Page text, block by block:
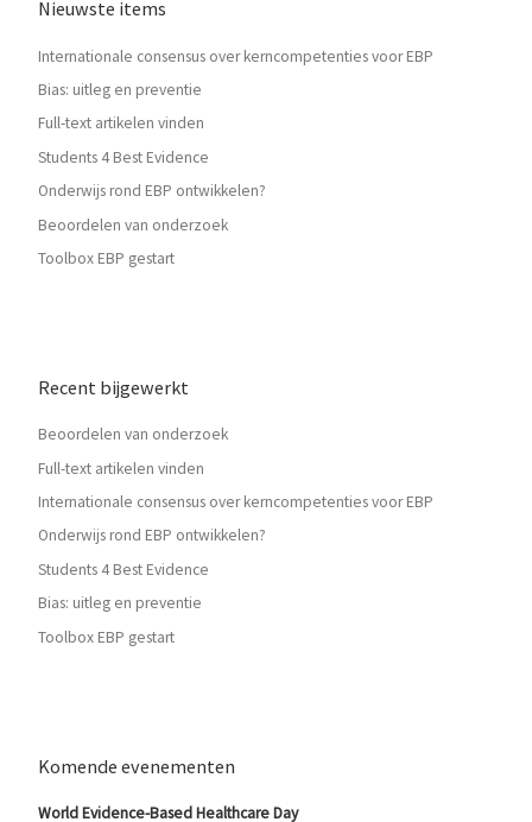
Nieuwste items
Internationale consensus over kerncompetenties voor EBP
Bias: uitleg en preventie
Full-text artikelen vinden
Students 4 Best Evidence
Onderwijs rond EBP ontwikkelen?
Beoordelen van onderzoek
Toolbox EBP gestart
Recent bijgewerkt
Beoordelen van onderzoek
Full-text artikelen vinden
Internationale consensus over kerncompetenties voor EBP
Onderwijs rond EBP ontwikkelen?
Students 4 Best Evidence
Bias: uitleg en preventie
Toolbox EBP gestart
Komende evenementen
World Evidence-Based Healthcare Day